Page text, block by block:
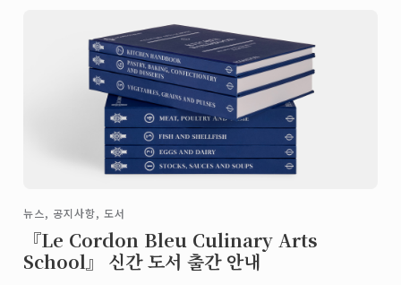
뉴스, 공지사항, 도서
『Le Cordon Bleu Culinary Arts
School』 신간 도서 출간 안내